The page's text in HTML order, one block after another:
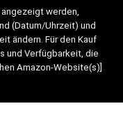
werden,
(Datum/Uhrzeit) und
ändern. Für den Kauf
und Verfügbarkeit, die
Amazon-Website(s)]